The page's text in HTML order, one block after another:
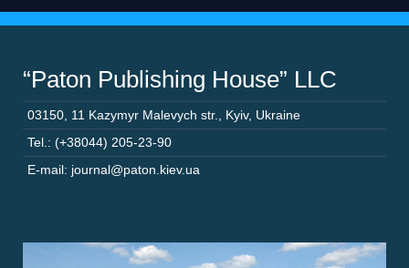
“Paton Publishing House” LLC
03150 11 Kazymyr Malevych str. Kyiv, Ukraine
Tel.: (+38044) 205-23-90
E-mail: journal@paton.kiev.ua